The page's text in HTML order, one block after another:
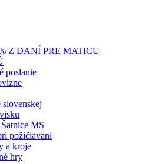
Z DANÍ PRE MATICU
poslanie
slovenskej
MS
požičiavaní
a kroje
hry